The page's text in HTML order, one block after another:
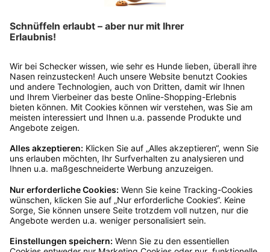
Hundes oder Hundezubehör? Dann wende dich vertrauensvoll
unterstützen dich kompetent bei der Lösung deiner
unserem Ratgeber, in unserem Newsletter oder unserem
Blog. Schau dich in aller Ruhe um und lerne uns kennen.
Kundenservice
Mo – Fr 9 – 17 Uhr, Sa 9 – 13 Uhr
Ruf uns an
04942-60 64 080